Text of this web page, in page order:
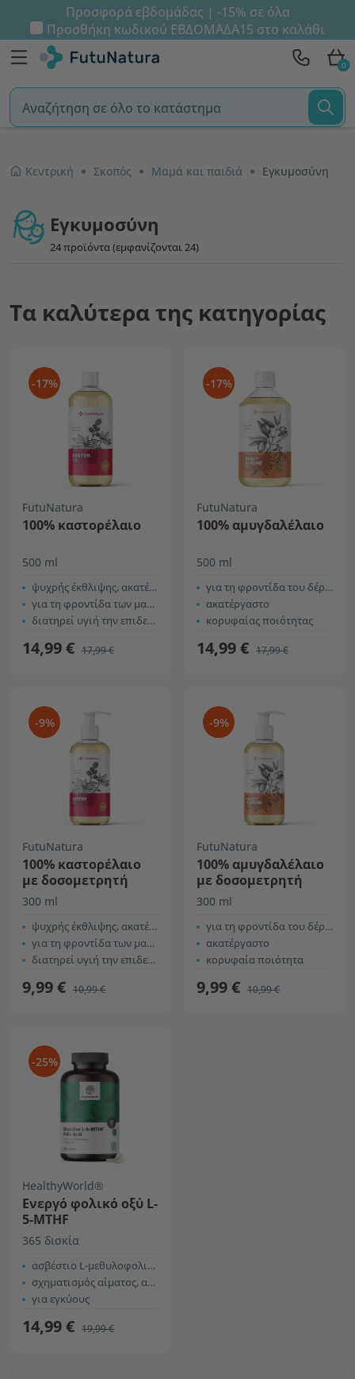
Προσφορά εβδομάδας | -15% σε όλα
Προσθήκη κωδικού ΕΒΔΟΜΑΔΑ15 στο καλάθι
0
Κεντρική Σκοπός Μαμά και παιδιά Εγκυμοσύνη
Εγκυμοσύνη
24 προϊόντα (εμφανίζονται 24)
Τα καλύτερα της κατηγορίας
-17%
FutuNatura
100% καστορέλαιο
500 ml
ψυχρής έκθλιψης, ακατέργαστο
για τη φροντίδα των μαλλιών και του τριχωτού
διατηρεί υγιή την επιδερμίδα
14,99 € 17,99 €
-17%
FutuNatura
100% αμυγδαλέλαιο
500 ml
για τη φροντίδα του δέρματος
ακατέργαστο
κορυφαίας ποιότητας
14,99 € 17,99 €
-9%
FutuNatura
100% καστορέλαιο
με δοσομετρητή
300 ml
ψυχρής έκθλιψης, ακατέργαστο
για τη φροντίδα των μαλλιών και του τριχωτού
διατηρεί υγιή την επιδερμίδα
9,99 € 10,99 €
-9%
FutuNatura
100% αμυγδαλέλαιο
με δοσομετρητή
300 ml
για τη φροντίδα του δέρματος
ακατέργαστο
κορυφαία ποιότητα
9,99 € 10,99 €
-25%
HealthyWorld®
Ενεργό φολικό οξύ L-
5-MTHF
365 δισκία
ασβέστιο L-μεθυλοφολικό
σχηματισμός αίματος, ανοσία και ενέργεια
για εγκύους
14,99 € 19,99 €